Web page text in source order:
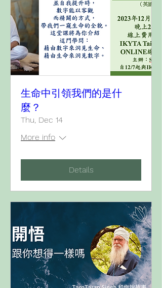
生命中引領我們的是什
麼？
Thu, Dec 14
More info
Details